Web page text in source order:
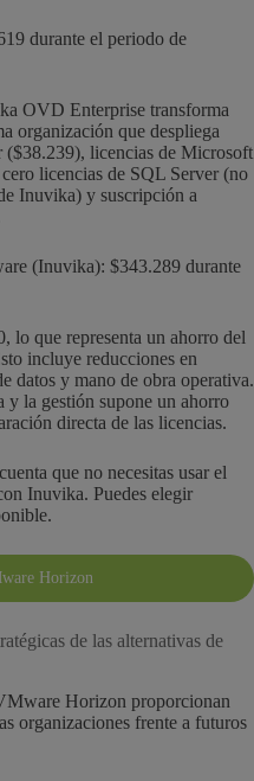
durante el periodo de
OVD Enterprise transforma
organización que despliega
licencias de Microsoft
licencias de SQL Server (no
Inuvika) y suscripción a
(Inuvika): $343.289 durante
lo que representa un ahorro del
incluye reducciones en
datos y mano de obra operativa.
la gestión supone un ahorro
directa de las licencias.
que no necesitas usar el
Inuvika. Puedes elegir
Horizon
de las alternativas de
Horizon proporcionan
organizaciones frente a futuros